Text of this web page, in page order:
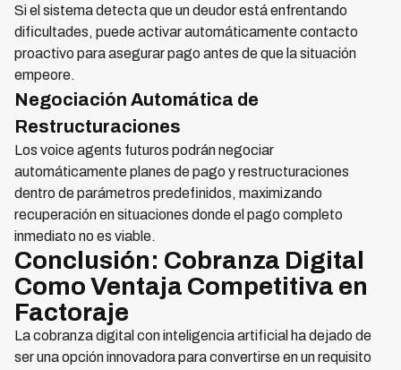
Si el sistema detecta que un deudor está enfrentando
dificultades, puede activar automáticamente contacto
proactivo para asegurar pago antes de que la situación
empeore.
Negociación Automática de
Restructuraciones
Los voice agents futuros podrán negociar
automáticamente planes de pago y restructuraciones
dentro de parámetros predefinidos, maximizando
recuperación en situaciones donde el pago completo
inmediato no es viable.
Conclusión: Cobranza Digital
Como Ventaja Competitiva en
Factoraje
La cobranza digital con inteligencia artificial ha dejado de
ser una opción innovadora para convertirse en un requisito